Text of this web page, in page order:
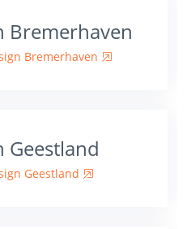
Bremerhaven
Bremerhaven
Geestland
Geestland